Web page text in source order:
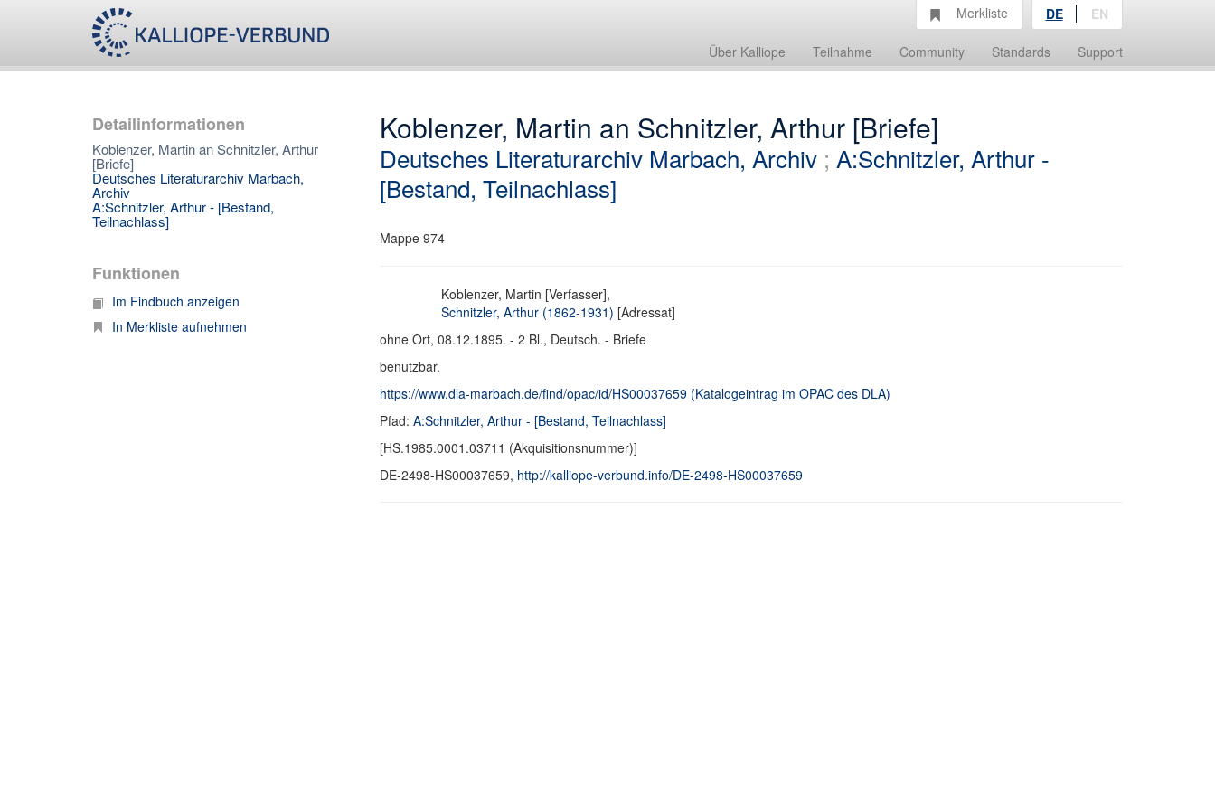
Über Kalliope Teilnahme Community Standards Support
Merkliste DE EN
Detailinformationen
Koblenzer, Martin an Schnitzler, Arthur
[Briefe]
Deutsches Literaturarchiv Marbach,
Archiv
A:Schnitzler, Arthur - [Bestand,
Teilnachlass]
Funktionen
Im Findbuch anzeigen
In Merkliste aufnehmen
Koblenzer, Martin an Schnitzler, Arthur [Briefe]
Deutsches Literaturarchiv Marbach, Archiv; A:Schnitzler, Arthur -
[Bestand, Teilnachlass]
Mappe 974
Koblenzer, Martin [Verfasser],
Schnitzler, Arthur (1862-1931) [Adressat]
ohne Ort, 08.12.1895. - 2 Bl., Deutsch. - Briefe
benutzbar.
https://www.dla-marbach.de/find/opac/id/HS00037659 (Katalogeintrag im OPAC des DLA)
Pfad: A:Schnitzler, Arthur - [Bestand, Teilnachlass]
[HS.1985.0001.03711 (Akquisitionsnummer)]
DE-2498-HS00037659, http://kalliope-verbund.info/DE-2498-HS00037659